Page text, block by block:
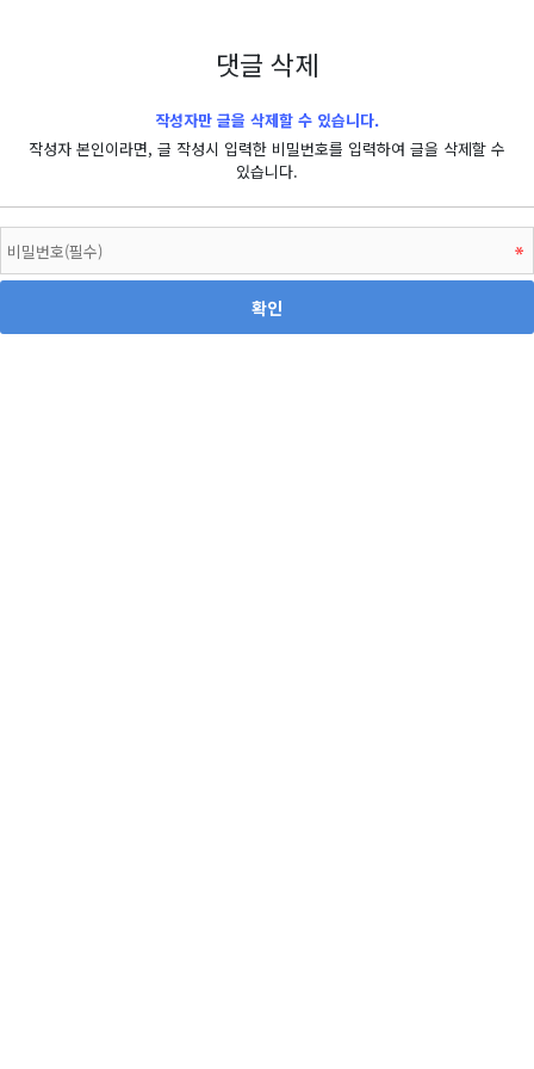
댓글 삭제
작성자만 글을 삭제할 수 있습니다.
작성자 본인이라면, 글 작성시 입력한 비밀번호를 입력하여 글을 삭제할 수
있습니다.